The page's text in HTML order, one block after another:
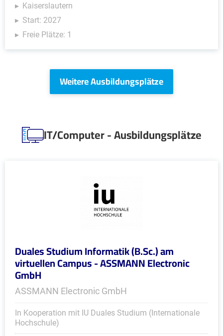
Kaiserslautern
Start: 2027
Freie Plätze: 1
Weitere Ausbildungsplätze
IT/Computer - Ausbildungsplätze
Duales Studium Informatik (B.Sc.) am
virtuellen Campus - ASSMANN Electronic
GmbH
ASSMANN Electronic GmbH
In Kooperation mit IU Duales Studium (Internationale
Hochschule)